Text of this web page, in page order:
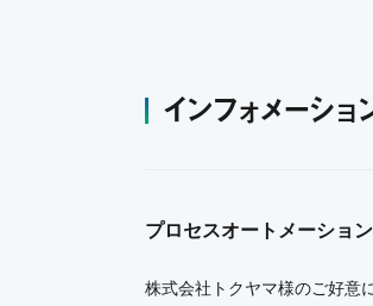
インフォメーショ
プロセスオートメーショ
株式会社トクヤマ様のご好意